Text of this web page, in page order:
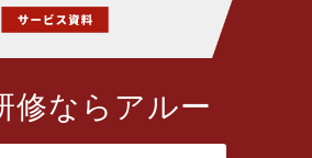
修ならアルー